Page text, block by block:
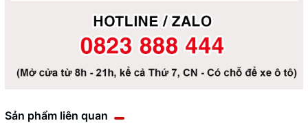
Sản phẩm liên quan